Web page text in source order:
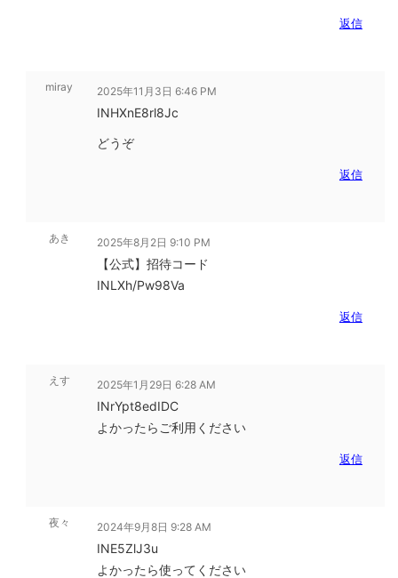
返信
miray 2025年11月3日 6:46 PM
INHXnE8rl8Jc
どうぞ
返信
あき 2025年8月2日 9:10 PM
【公式】招待コード
INLXh/Pw98Va
返信
えす 2025年1月29日 6:28 AM
INrYpt8edIDC
よかったらご利用ください
返信
夜々 2024年9月8日 9:28 AM
INE5ZlJ3u
よかったら使ってください